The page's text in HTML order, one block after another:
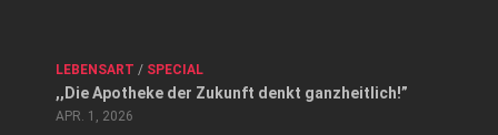
Datenschutzerklärung
Top Magazin Dresden / Ostsachsen
LEBENSART / SPECIAL
,,Die Apotheke der Zukunft denkt ganzheitlich!”
APR. 1, 2026